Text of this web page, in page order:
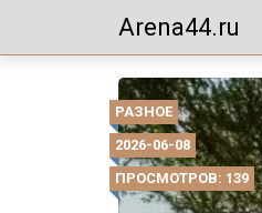
Arena44.ru
РАЗНОЕ
2026-06-08
ПРОСМОТРОВ: 139